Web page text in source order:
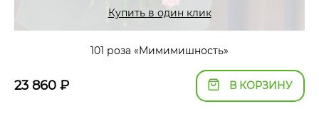
Купить в один клик
101 роза «Мимимишность»
23 860 ₽ В КОРЗИНУ